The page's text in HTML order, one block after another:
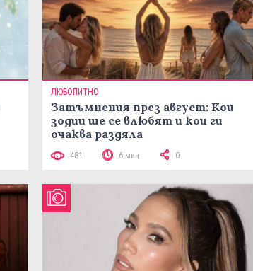
ЛЮБОПИТНО
Затъмнения през август: Кои
зодии ще се влюбят и кои ги
очаква раздяла
481 6 мин 0